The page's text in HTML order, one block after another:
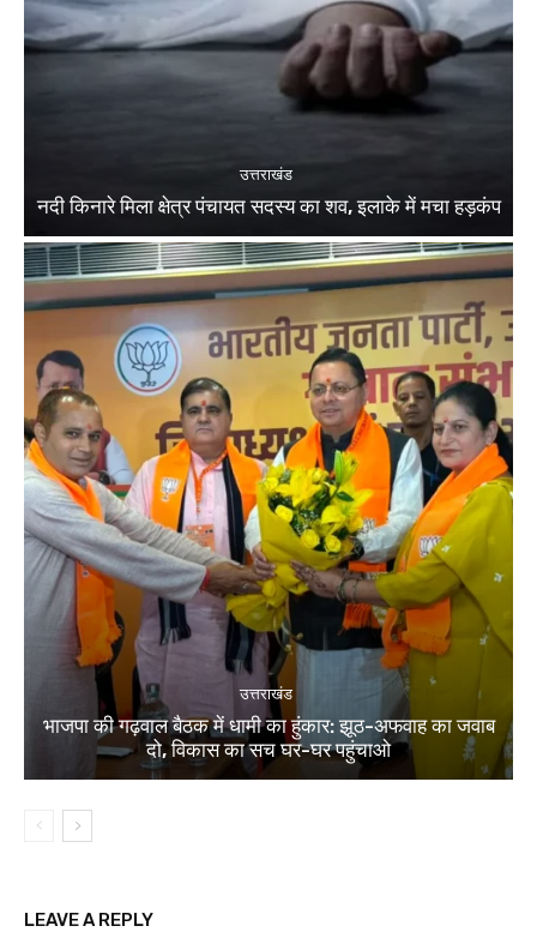
उत्तराखंड
नदी किनारे मिला क्षेत्र पंचायत सदस्य का शव, इलाके में मचा हड़कंप
उत्तराखंड
भाजपा की गढ़वाल बैठक में धामी का हुंकार: झूठ-अफवाह का जवाब
दो, विकास का सच घर-घर पहुंचाओ
LEAVE A REPLY